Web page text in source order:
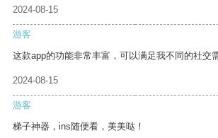
2024-08-15
游客
这款app的功能非常丰富，可以满足我不同的社交需
2024-08-15
游客
梯子神器，ins随便看，美美哒！